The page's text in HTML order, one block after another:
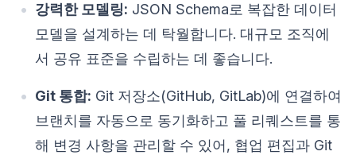
강력한 모델링: JSON Schema로 복잡한 데이터
모델을 설계하는 데 탁월합니다. 대규모 조직에
서 공유 표준을 수립하는 데 좋습니다.
Git 통합: Git 저장소(GitHub, GitLab)에 연결하여
브랜치를 자동으로 동기화하고 풀 리퀘스트를 통
해 변경 사항을 관리할 수 있어, 협업 편집과 Git